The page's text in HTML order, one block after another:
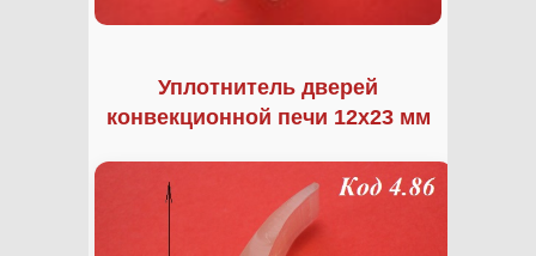
Уплотнитель дверей
конвекционной печи 12х23 мм